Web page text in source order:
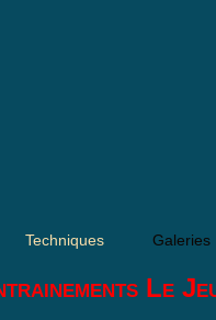
Techniques
Galeries
Le